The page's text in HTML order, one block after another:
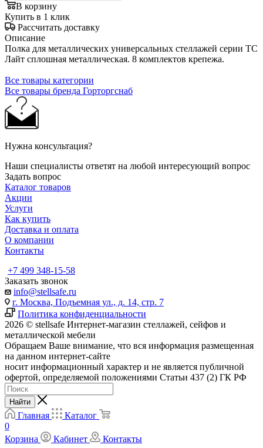
В корзину
Купить в 1 клик
Рассчитать доставку
Описание
Полка для металлических универсальных стеллажей серии ТС
Лайт сплошная металлическая. 8 комплектов крепежа.
Все товары категории
Все товары бренда Горторгснаб
Нужна консультация?
Наши специалисты ответят на любой интересующий вопрос
Задать вопрос
Каталог товаров
Акции
Услуги
Как купить
Доставка и оплата
О компании
Контакты
+7 499 348-15-58
Заказать звонок
info@stellsafe.ru
г. Москва, Подъемная ул., д. 14, стр. 7
Политика конфиденциальности
2026 © stellsafe Интернет-магазин стеллажей, сейфов и
металлической мебели
Обращаем Ваше внимание, что вся информация размещенная
на данном интернет-сайте
носит информационный характер и не является публичной
офертой, определяемой положениями Статьи 437 (2) ГК РФ
Найти
Главная
Каталог
0
Корзина
Кабинет Контакты